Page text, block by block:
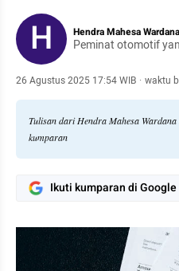
H Hendra Mahesa Wardana
Peminat otomotif
26 Agustus 2025 17:54 WIB · waktu
Tulisan dari Hendra Mahesa
kumparan
Ikuti kumparan di Google